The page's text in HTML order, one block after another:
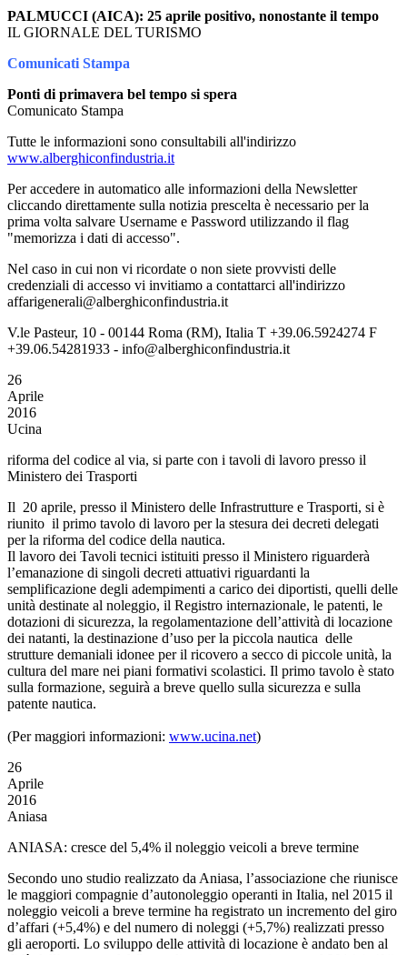
PALMUCCI (AICA): 25 aprile positivo, nonostante il tempo
IL GIORNALE DEL TURISMO
Comunicati Stampa
Ponti di primavera bel tempo si spera
Comunicato Stampa
Tutte le informazioni sono consultabili all'indirizzo
www.alberghiconfindustria.it
Per accedere in automatico alle informazioni della Newsletter
cliccando direttamente sulla notizia prescelta è necessario per la
prima volta salvare Username e Password utilizzando il flag
"memorizza i dati di accesso".
Nel caso in cui non vi ricordate o non siete provvisti delle
credenziali di accesso vi invitiamo a contattarci all'indirizzo
affarigenerali@alberghiconfindustria.it
V.le Pasteur, 10 - 00144 Roma (RM), Italia T +39.06.5924274 F
+39.06.54281933 - info@alberghiconfindustria.it
26
Aprile
2016
Ucina
riforma del codice al via, si parte con i tavoli di lavoro presso il
Ministero dei Trasporti
Il 20 aprile, presso il Ministero delle Infrastrutture e Trasporti, si è
riunito il primo tavolo di lavoro per la stesura dei decreti delegati
per la riforma del codice della nautica.
Il lavoro dei Tavoli tecnici istituiti presso il Ministero riguarderà
l’emanazione di singoli decreti attuativi riguardanti la
semplificazione degli adempimenti a carico dei diportisti, quelli delle
unità destinate al noleggio, il Registro internazionale, le patenti, le
dotazioni di sicurezza, la regolamentazione dell’attività di locazione
dei natanti, la destinazione d’uso per la piccola nautica delle
strutture demaniali idonee per il ricovero a secco di piccole unità, la
cultura del mare nei piani formativi scolastici. Il primo tavolo è stato
sulla formazione, seguirà a breve quello sulla sicurezza e sulla
patente nautica.
(Per maggiori informazioni: www.ucina.net)
26
Aprile
2016
Aniasa
ANIASA: cresce del 5,4% il noleggio veicoli a breve termine
Secondo uno studio realizzato da Aniasa, l’associazione che riunisce
le maggiori compagnie d’autonoleggio operanti in Italia, nel 2015 il
noleggio veicoli a breve termine ha registrato un incremento del giro
d’affari (+5,4%) e del numero di noleggi (+5,7%) realizzati presso
gli aeroporti. Lo sviluppo delle attività di locazione è andato ben al